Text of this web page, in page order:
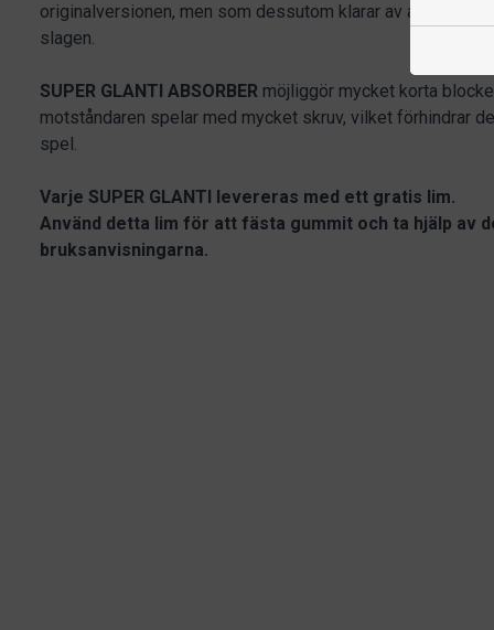
originalversionen, men som dessutom klarar av att minska
slagen.
SUPER GLANTI ABSORBER möjliggör mycket korta
motståndaren spelar med mycket skruv, vilket förhindrar
spel.
Varje SUPER GLANTI levereras med ett gratis lim.
Använd detta lim för att fästa gummit och ta hjälp av
bruksanvisningarna.